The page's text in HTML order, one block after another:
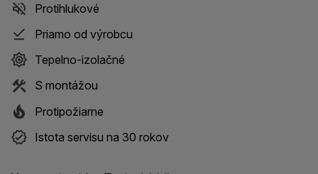
Protihlukové
Priamo od výrobcu
Tepelno-izolačné
S montážou
Protipožiarne
Istota servisu na 30 rokov